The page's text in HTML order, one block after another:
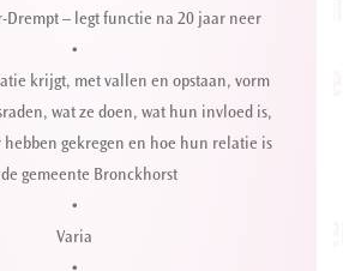
Drempt – legt functie na 20 jaar neer
•
krijgt, met vallen en opstaan, vorm
wat ze doen, wat hun invloed is,
hebben gekregen en hoe hun relatie is
gemeente Bronckhorst
•
Varia